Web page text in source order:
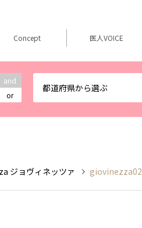
and
or
都道府県から選ぶ
Concept 医人VOICE
ジョヴィネッツァ giovinezza02